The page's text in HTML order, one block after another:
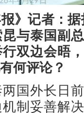
报》记者：
与泰国副
双边会晤
何评论？
国外长日
制妥善解